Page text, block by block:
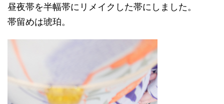
昼夜帯を半幅帯にリメイクした帯にしました。
帯留めは琥珀。